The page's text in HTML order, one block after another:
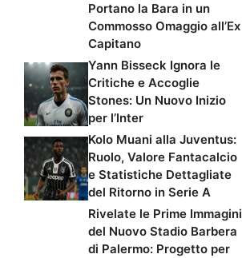
Portano la Bara in un
Commosso Omaggio all’Ex
Capitano
Yann Bisseck Ignora le
Critiche e Accoglie
Stones: Un Nuovo Inizio
per l’Inter
Kolo Muani alla Juventus:
Ruolo, Valore Fantacalcio
e Statistiche Dettagliate
del Ritorno in Serie A
Rivelate le Prime Immagini
del Nuovo Stadio Barbera
di Palermo: Progetto per